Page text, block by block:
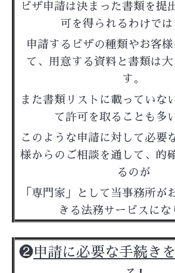
ビザ申請は決まった書類を提
可を得られるわけでは
申請するビザの種類やお客
て、用意する資料と書類は
す。
また書類リストに載っていな
て許可を取ることも多
このような申請に対して必要
様からのご相談を通して、的
るのが
「専門家」として当事務所が
きる法務サービスにな
❷申請に必要な手続き